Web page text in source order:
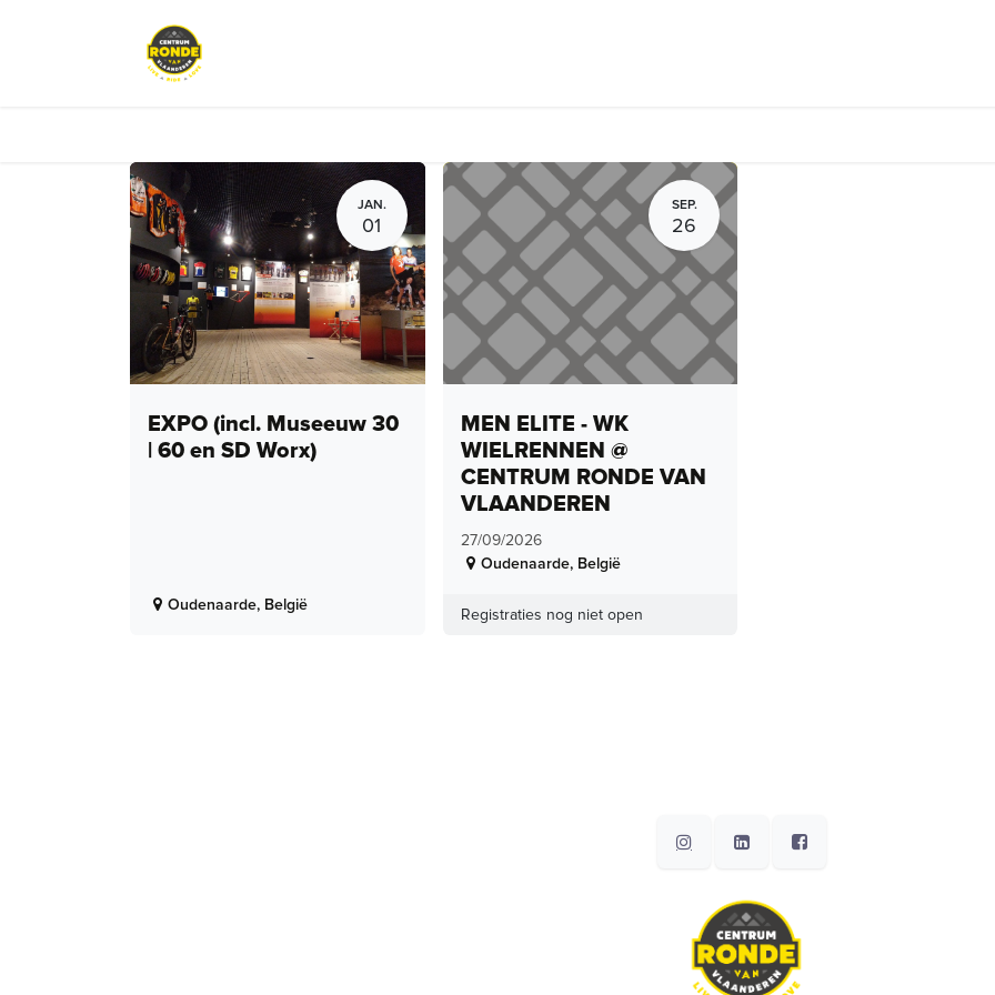
JAN.
01
EXPO (incl. Museeuw 30
| 60 en SD Worx)
Oudenaarde, België
SEP.
26
MEN ELITE - WK
WIELRENNEN @
CENTRUM RONDE VAN
VLAANDEREN
27/09/2026
Oudenaarde, België
Registraties nog niet open